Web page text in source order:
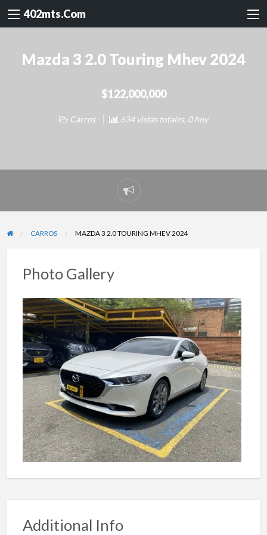
402mts.Com
Mazda 3 2.0 Touring Mhev 2024
$122,000,000
Carros 634 vistas totales, 0 hoy
Reportar
problema
CARROS MAZDA 3 2.0 TOURING MHEV 2024
Photo Gallery
Additional Info